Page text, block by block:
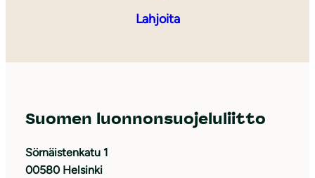
Lahjoita
Suomen luonnonsuojeluliitto
Sörnäistenkatu 1
00580 Helsinki